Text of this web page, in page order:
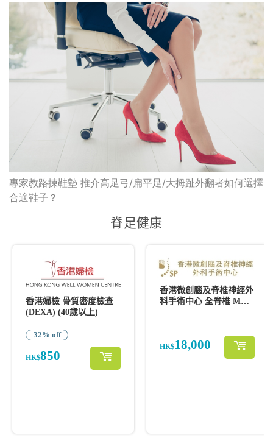
專家教路揀鞋墊 推介高足弓/扁平足/大拇趾外翻者如何選擇
合適鞋子？